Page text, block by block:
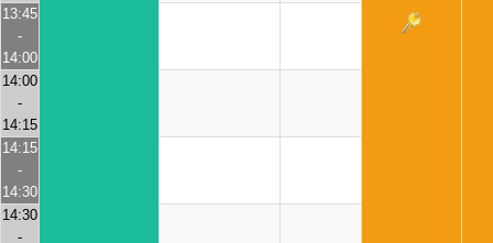
13:45
-
14:00
14:00
-
14:15
14:15
-
14:30
14:30
-